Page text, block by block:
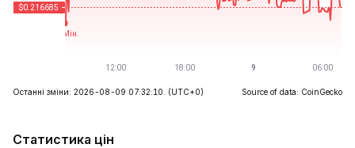
Останні зміни: 2026-08-09 07:32:10. (UTC+0) Source of data: CoinGecko
Статистика цін